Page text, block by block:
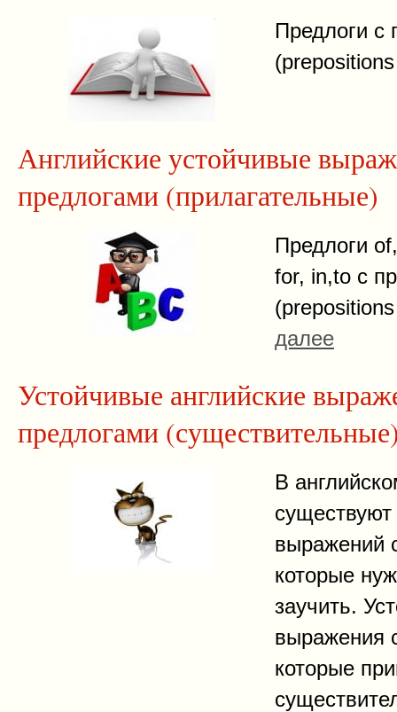
Предлоги с
Английские устойчивые
предлогами (прилагательные)
Предлоги
for, in,to с
далее
Устойчивые английские
предлогами
В
выражений
которые
заучить.
выражения
которые